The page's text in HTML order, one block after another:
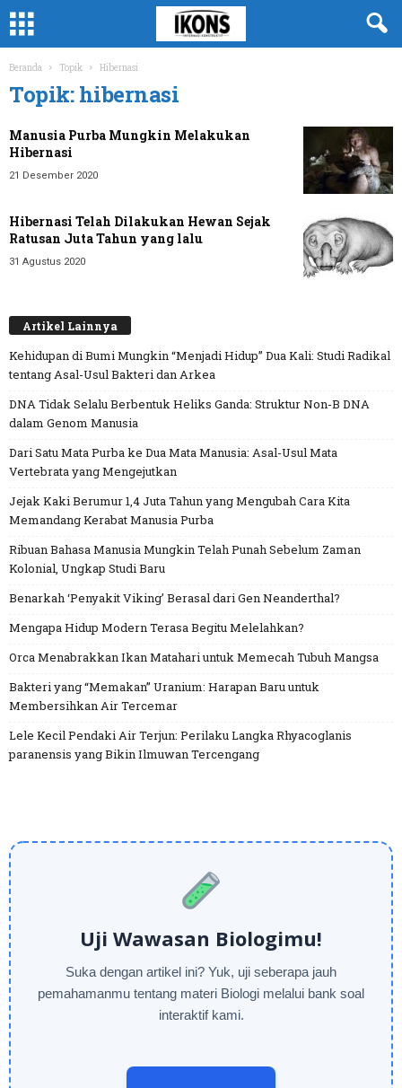
Beranda Topik Hibernasi
Topik: hibernasi
Manusia Purba Mungkin Melakukan
Hibernasi
21 Desember 2020
Hibernasi Telah Dilakukan Hewan Sejak
Ratusan Juta Tahun yang lalu
31 Agustus 2020
Artikel Lainnya
Kehidupan di Bumi Mungkin “Menjadi Hidup” Dua Kali: Studi Radikal
tentang Asal-Usul Bakteri dan Arkea
DNA Tidak Selalu Berbentuk Heliks Ganda: Struktur Non-B DNA
dalam Genom Manusia
Dari Satu Mata Purba ke Dua Mata Manusia: Asal-Usul Mata
Vertebrata yang Mengejutkan
Jejak Kaki Berumur 1,4 Juta Tahun yang Mengubah Cara Kita
Memandang Kerabat Manusia Purba
Ribuan Bahasa Manusia Mungkin Telah Punah Sebelum Zaman
Kolonial, Ungkap Studi Baru
Benarkah ‘Penyakit Viking’ Berasal dari Gen Neanderthal?
Mengapa Hidup Modern Terasa Begitu Melelahkan?
Orca Menabrakkan Ikan Matahari untuk Memecah Tubuh Mangsa
Bakteri yang “Memakan” Uranium: Harapan Baru untuk
Membersihkan Air Tercemar
Lele Kecil Pendaki Air Terjun: Perilaku Langka Rhyacoglanis
paranensis yang Bikin Ilmuwan Tercengang
Uji Wawasan Biologimu!
Suka dengan artikel ini? Yuk, uji seberapa jauh
pemahamanmu tentang materi Biologi melalui bank soal
interaktif kami.